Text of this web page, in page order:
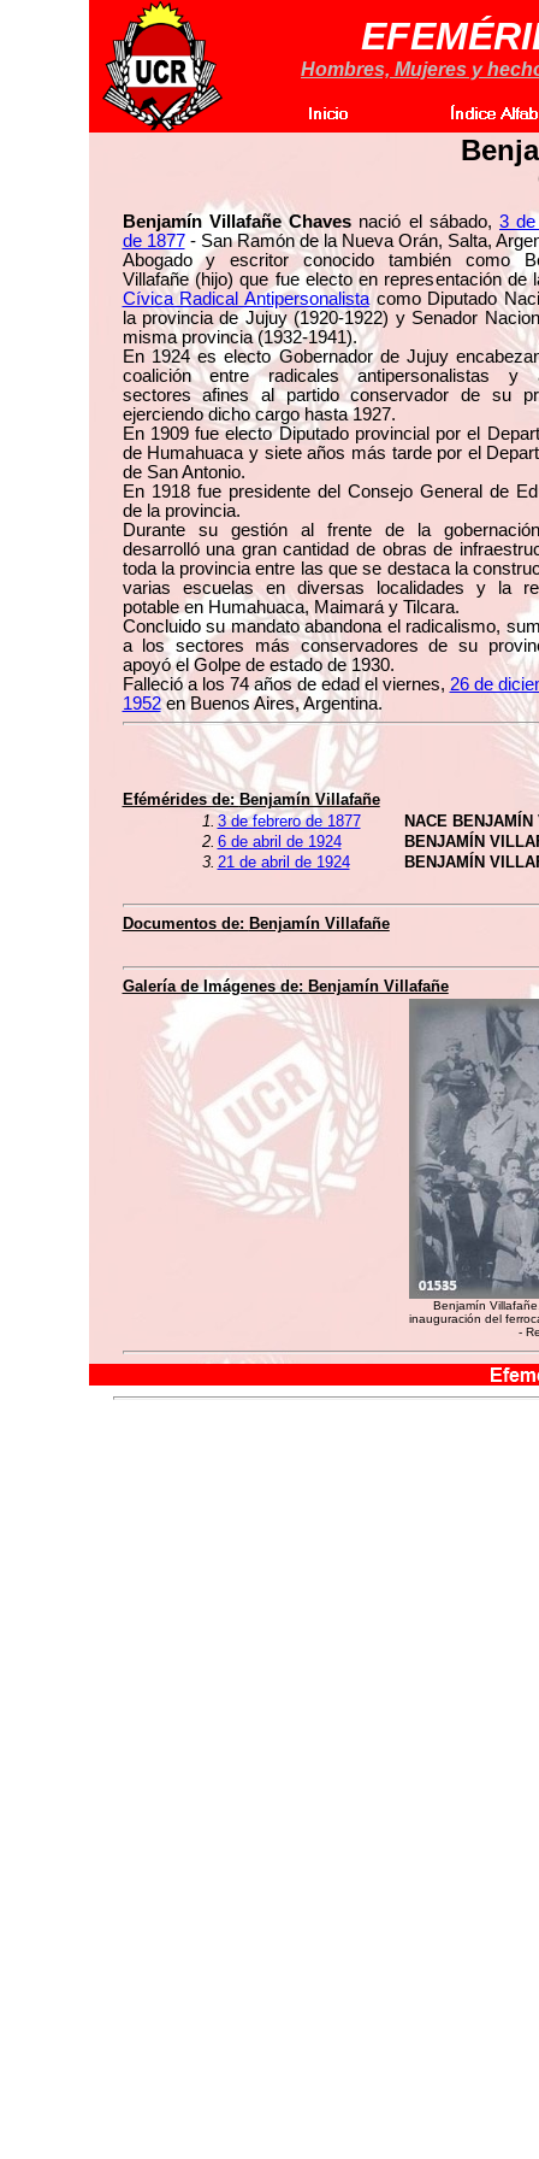
Hombres, Mujeres y
Benjamín Villafañe Chaves nació el sábado, 3 de
de 1877- San Ramón de la Nueva Orán, Salta,
Abogado y escritor conocido también como
Villafañe (hijo) que fue electo en representación de
Cívica Radical Antipersonalistacomo Diputado
la provincia de Jujuy (1920-1922) y Senador
misma provincia (1932-1941).
En 1924 es electo Gobernador de Jujuy
coalición entre radicales antipersonalistas y
sectores afines al partido conservador de su
ejerciendo dicho cargo hasta 1927.
En 1909 fue electo Diputado provincial por el
de Humahuaca y siete años más tarde por el
de San Antonio.
En 1918 fue presidente del Consejo General de
de la provincia.
Durante su gestión al frente de la
desarrolló una gran cantidad de obras de
toda la provincia entre las que se destaca la
varias escuelas en diversas localidades y la
potable en Humahuaca, Maimará y Tilcara.
Concluido su mandato abandona el radicalismo,
a los sectores más conservadores de su
apoyó el Golpe de estado de 1930.
Falleció a los 74 años de edad el viernes, 26 de
1952en Buenos Aires, Argentina.
Efémérides de:Benjamín Villafañe
1. 3 de febrero de 1877
NACE
2. 6 de abril de 1924
BENJAMÍN
3. 21 de abril de 1924 BENJAMÍN
Documentos de: Benjamín Villafañe
Galería de Imágenes de: Benjamín Villafañe
Benjamín
inauguración del
-